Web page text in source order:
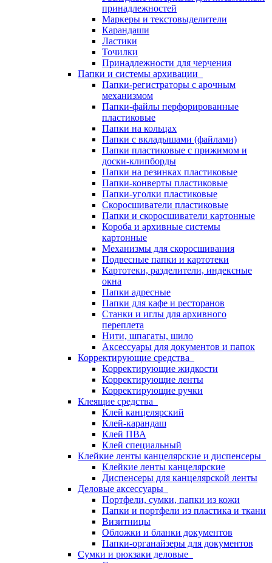
принадлежностей
Маркеры и текстовыделители
Карандаши
Ластики
Точилки
Принадлежности для черчения
Папки и системы архивации
Папки-регистраторы с арочным
механизмом
Папки-файлы перфорированные
пластиковые
Папки на кольцах
Папки с вкладышами (файлами)
Папки пластиковые с прижимом и
доски-клипборды
Папки на резинках пластиковые
Папки-конверты пластиковые
Папки-уголки пластиковые
Скоросшиватели пластиковые
Папки и скоросшиватели картонные
Короба и архивные системы
картонные
Механизмы для скоросшивания
Подвесные папки и картотеки
Картотеки, разделители, индексные
окна
Папки адресные
Папки для кафе и ресторанов
Станки и иглы для архивного
переплета
Нити, шпагаты, шило
Аксессуары для документов и папок
Корректирующие средства
Корректирующие жидкости
Корректирующие ленты
Корректирующие ручки
Клеящие средства
Клей канцелярский
Клей-карандаш
Клей ПВА
Клей специальный
Клейкие ленты канцелярские и диспенсеры
Клейкие ленты канцелярские
Диспенсеры для канцелярской ленты
Деловые аксессуары
Портфели, сумки, папки из кожи
Папки и портфели из пластика и ткани
Визитницы
Обложки и бланки документов
Папки-органайзеры для документов
Сумки и рюкзаки деловые